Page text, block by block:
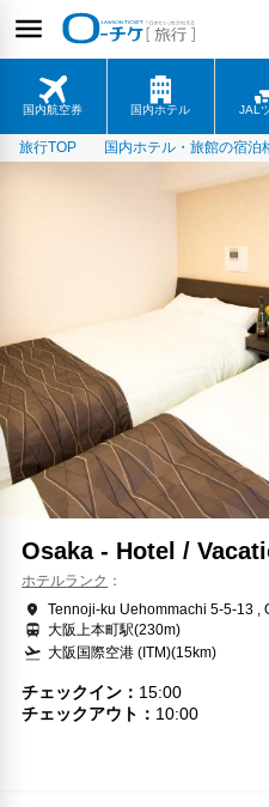
国内航空券 国内ホテル JAL
旅行TOP 国内ホテル・旅館の宿泊
Osaka - Hotel /
ホテルランク
Tennoji-ku Uehommachi 5-5-13 ,
大阪上本町駅(230m)
大阪国際空港 (ITM)(15km)
チェックイン
15:00
チェックアウト
10:00